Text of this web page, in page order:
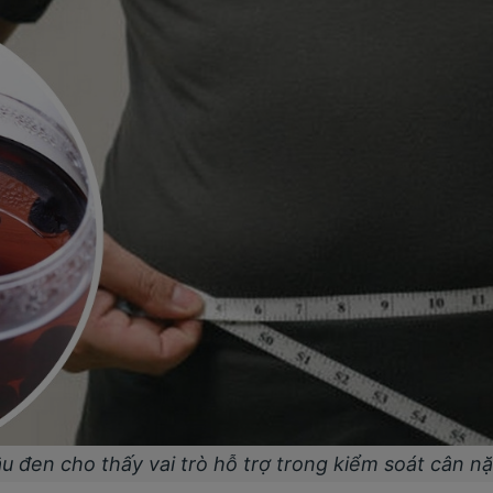
đen cho thấy vai trò hỗ trợtrong kiểm soát cân